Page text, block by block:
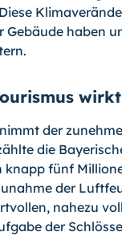
Gebäude haben
der
die
knapp fünf
der
nahezu
der